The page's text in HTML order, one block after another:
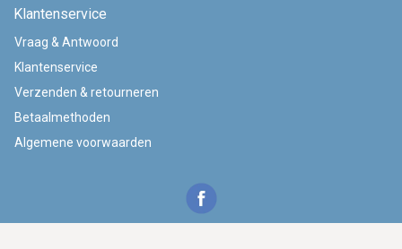
Klantenservice
Vraag & Antwoord
Klantenservice
Verzenden & retourneren
Betaalmethoden
Algemene voorwaarden